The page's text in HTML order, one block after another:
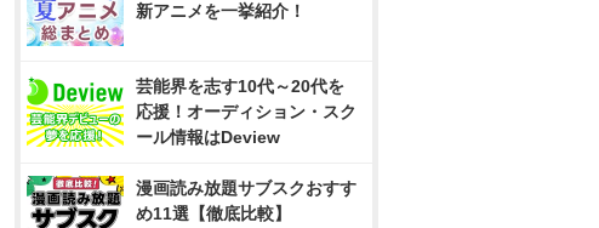
新アニメを一挙紹介！
芸能界を志す10代～20代を
応援！オーディション・スク
ール情報はDeview
漫画読み放題サブスクおすす
め11選【徹底比較】